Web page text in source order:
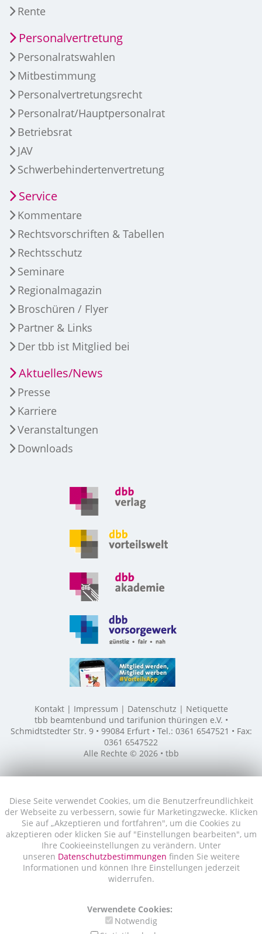
Diese Seite verwendet Cookies, um die Benutzerfreundlichkeit
der Webseite zu verbessern, sowie für Marketingzwecke. Klicken
Sie auf „Akzeptieren und fortfahren", um die Cookies zu
akzeptieren oder klicken Sie auf "Einstellungen bearbeiten", um
Ihre Cookieeinstellungen zu verändern. Unter
unseren Datenschutzbestimmungen finden Sie weitere
Informationen und können Ihre Einstellungen jederzeit
widerrufen.
Verwendete Cookies:
Notwendig
Rente
Personalvertretung
Personalratswahlen
Mitbestimmung
Personalvertretungsrecht
Personalrat/Hauptpersonalrat
Betriebsrat
JAV
Schwerbehindertenvertretung
Service
Kommentare
Rechtsvorschriften & Tabellen
Rechtsschutz
Seminare
Regionalmagazin
Broschüren / Flyer
Partner & Links
Der tbb ist Mitglied bei
Aktuelles/News
Presse
Karriere
Veranstaltungen
Downloads
Kontakt Impressum Datenschutz
Netiquette
tbb beamtenbund und tarifunion thüringen e.V. •
Schmidtstedter Str. 9 • 99084 Erfurt • Tel.: 0361 6547521 • Fax:
0361 6547522
Alle Rechte © 2026 • tbb